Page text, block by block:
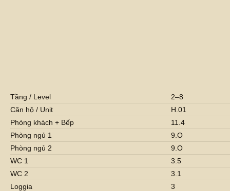
Tầng / Level
2–8
Căn hộ / Unit
H.01
Phòng khách + Bếp
11.4
Phòng ngủ 1
9.O
Phòng ngủ 2
9.O
WC 1
3.5
WC 2
3.1
Loggia
3